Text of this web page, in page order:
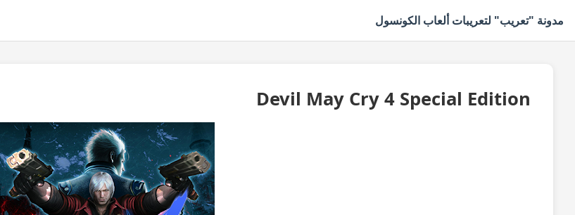
مدونة "تعريب" لتعريبات ألعاب الكونسول
Devil May Cry 4 Special Edition